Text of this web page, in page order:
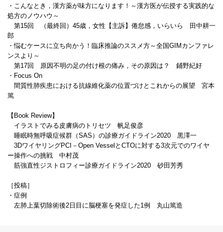
・こんなとき，漢方薬が味方になります！～漢方医が伝授する実践的な
処方のノウハウ～
第15回 （最終回）45歳，女性【主訴】倦怠感，いらいら 田中耕一
郎
・悩むケースに立ち向かう！臨床推論のススメ方～全国GIMカンファレ
ンスより～
第17回 原因不明の足の付け根の痛み，その原因は？ 鋪野紀好
・Focus On
間質性肺疾患における抗線維化薬の位置づけとこれからの展望 宮本
篤
【Book Review】
イラストでみる皮膚病のトリセツ 帆足俊彦
睡眠時無呼吸症候群（SAS）の診療ガイドライン2020 黒澤一
3DワイヤリングPCI－Open VesselとCTOに対する3次元でのワイヤ
ー操作への挑戦 中村茂
筋強直性ジストロフィー診療ガイドライン2020 砂田芳秀
［投稿］
・症例
左肺上葉切除術後2日目に脳梗塞を発症した1例 丸山篤造